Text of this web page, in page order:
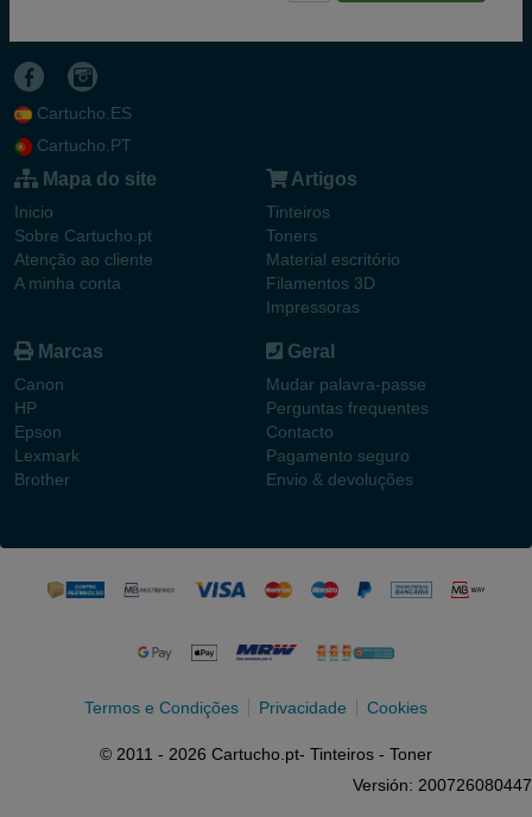
Cartucho.ES
Cartucho.PT
Mapa do site
Inicio
Sobre Cartucho.pt
Atenção ao cliente
A minha conta
Artigos
Tinteiros
Toners
Material escritório
Filamentos 3D
Impressoras
Marcas
Canon
HP
Epson
Lexmark
Brother
Geral
Mudar palavra-passe
Perguntas frequentes
Contacto
Pagamento seguro
Envio & devoluções
Termos e Condições Privacidade Cookies
© 2011 - 2026 Cartucho.pt- Tinteiros - Toner
Versión: 200726080447